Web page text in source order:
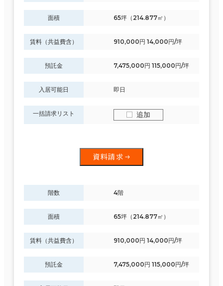
面積 65坪（214.877㎡）
賃料（共益費含） 910,000円 14,000円/坪
預託金 7,475,000円 115,000円/坪
入居可能日 即日
一括請求リスト 追加
資料請求
階数 4階
面積 65坪（214.877㎡）
賃料（共益費含） 910,000円 14,000円/坪
預託金 7,475,000円 115,000円/坪